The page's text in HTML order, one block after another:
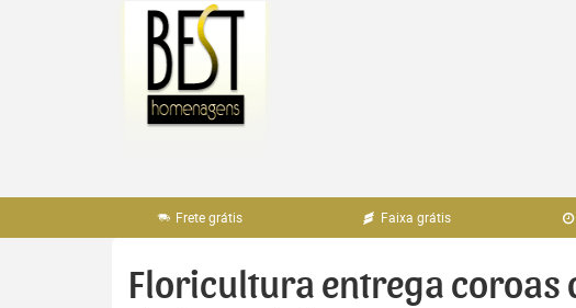
Frete grátis Faixa grátis
Floricultura entrega coroas